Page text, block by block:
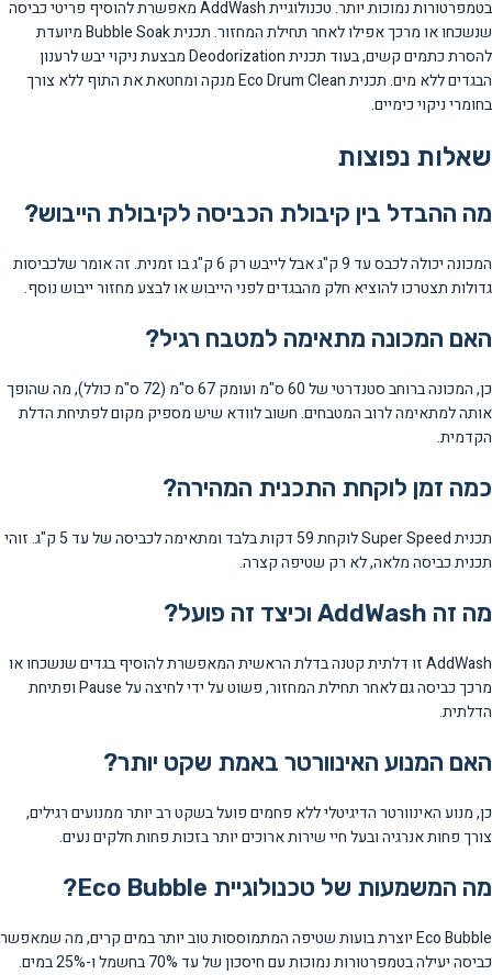
בטמפרטורות נמוכות יותר. טכנולוגיית AddWash מאפשרת להוסיף פריטי כביסה
שנשכחו או מרכך אפילו לאחר תחילת המחזור. תכנית Bubble Soak מיועדת
להסרת כתמים קשים, בעוד תכנית Deodorization מבצעת ניקוי יבש לרענון
הבגדים ללא מים. תכנית Eco Drum Clean מנקה ומחטאת את התוף ללא צורך
בחומרי ניקוי כימיים.
שאלות נפוצות
מה ההבדל בין קיבולת הכביסה לקיבולת הייבוש?
המכונה יכולה לכבס עד 9 ק"ג אבל לייבש רק 6 ק"ג בו זמנית. זה אומר שלכביסות
גדולות תצטרכו להוציא חלק מהבגדים לפני הייבוש או לבצע מחזור ייבוש נוסף.
האם המכונה מתאימה למטבח רגיל?
כן, המכונה ברוחב סטנדרטי של 60 ס"מ ועומק 67 ס"מ (72 ס"מ כולל), מה שהופך
אותה למתאימה לרוב המטבחים. חשוב לוודא שיש מספיק מקום לפתיחת הדלת
הקדמית.
כמה זמן לוקחת התכנית המהירה?
תכנית Super Speed לוקחת 59 דקות בלבד ומתאימה לכביסה של עד 5 ק"ג. זוהי
תכנית כביסה מלאה, לא רק שטיפה קצרה.
מה זה AddWash וכיצד זה פועל?
AddWash זו דלתית קטנה בדלת הראשית המאפשרת להוסיף בגדים שנשכחו או
מרכך כביסה גם לאחר תחילת המחזור, פשוט על ידי לחיצה על Pause ופתיחת
הדלתית.
האם המנוע האינוורטר באמת שקט יותר?
כן, מנוע האינוורטר הדיגיטלי ללא פחמים פועל בשקט רב יותר ממנועים רגילים,
צורך פחות אנרגיה ובעל חיי שירות ארוכים יותר בזכות פחות חלקים נעים.
מה המשמעות של טכנולוגיית Eco Bubble?
Eco Bubble יוצרת בועות שטיפה המתמוססות טוב יותר במים קרים, מה שמאפשר
כביסה יעילה בטמפרטורות נמוכות עם חיסכון של עד 70% בחשמל ו-25% במים.